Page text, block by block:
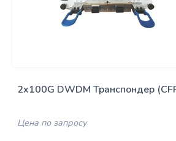
2x100G DWDM Транспондер
Цена по запросу